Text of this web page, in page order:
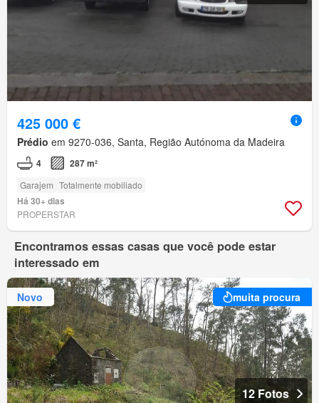
425 000 €
Prédio em 9270-036, Santa, Região Autónoma da Madeira
4 287 m²
Garajem Totalmente mobiliado
Há 30+ dias
PROPERSTAR
Encontramos essas casas que você pode estar
interessado em
Novo muita procura
12 Fotos